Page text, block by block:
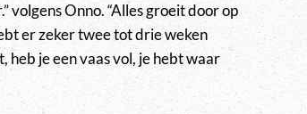
volgens Onno. “Alles groeit door op
er zeker twee tot drie weken
heb je een vaas vol, je hebt waar